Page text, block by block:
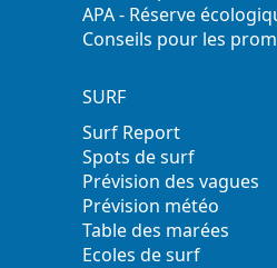
APA - Réserve
Conseils pour les
SURF
Surf Report
Spots de surf
Prévision des vagues
Prévision météo
Table des marées
Ecoles de surf